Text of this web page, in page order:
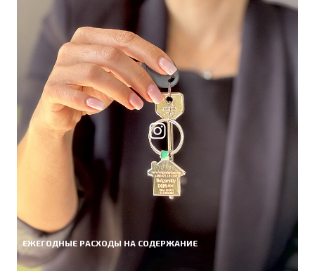
ЕЖЕГОДНЫЕ РАСХОДЫ НА СОДЕРЖАНИЕ